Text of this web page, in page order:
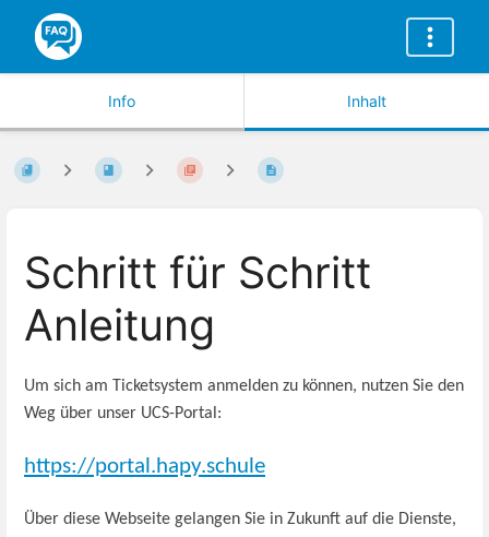
Info Inhalt
Schritt für Schritt
Anleitung
Um sich am Ticketsystem anmelden zu können, nutzen Sie den
Weg über unser UCS-Portal:
https://portal.hapy.schule
Über diese Webseite gelangen Sie in Zukunft auf die Dienste,